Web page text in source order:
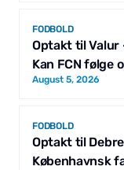
FODBOLD
Optakt til Valur
Kan FCN følge
August 5, 2026
FODBOLD
Optakt til
Københavnsk